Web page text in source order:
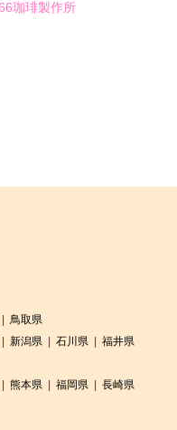
珈琲製作所
鳥取県
新潟県 石川県
福井県
熊本県 福岡県
長崎県